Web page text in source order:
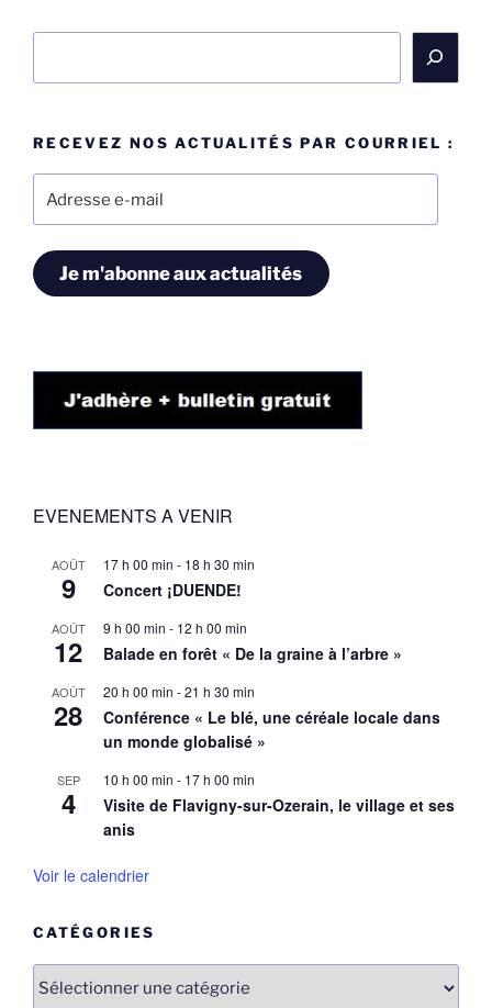
RECEVEZ NOS ACTUALITÉS PAR COURRIEL :
Je m'abonne aux actualités
EVENEMENTS A VENIR
AOÛT
9
17 h 00 min - 18 h 30 min
Concert ¡DUENDE!
AOÛT
12
9 h 00 min - 12 h 00 min
Balade en forêt « De la graine à l’arbre »
AOÛT
28
20 h 00 min -21 h 30 min
Conférence « Le blé, une céréale locale dans
un monde globalisé »
SEP
4
10 h 00 min - 17 h 00 min
Visite de Flavigny-sur-Ozerain, le village et ses
anis
Voir le calendrier
CATÉGORIES
Catégories